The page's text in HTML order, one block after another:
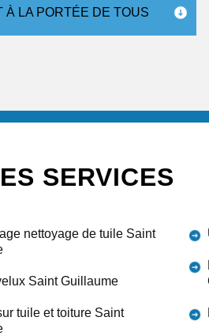
À LA PORTÉE DE TOUS
SERVICES
nettoyage de tuile Saint
Saint Guillaume
tuile et toiture Saint